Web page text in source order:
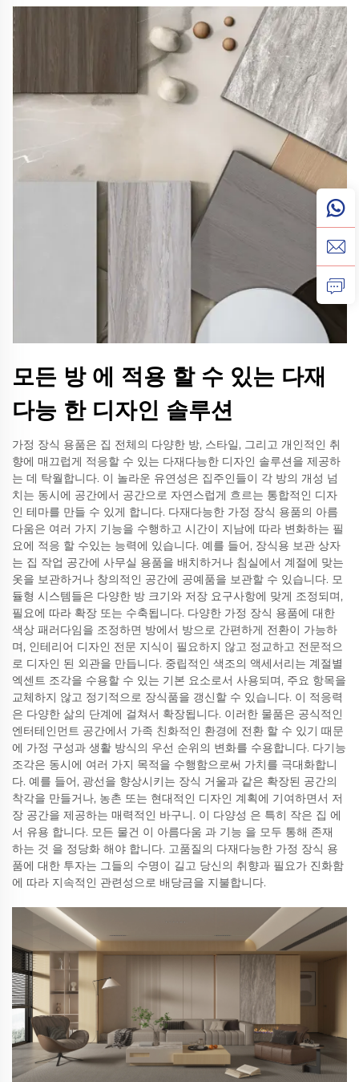
모든 방 에 적용 할 수 있는 다재
다능 한 디자인 솔루션
가정 장식 용품은 집 전체의 다양한 방, 스타일, 그리고 개인적인 취
향에 매끄럽게 적응할 수 있는 다재다능한 디자인 솔루션을 제공하
는 데 탁월합니다. 이 놀라운 유연성은 집주인들이 각 방의 개성 넘
치는 동시에 공간에서 공간으로 자연스럽게 흐르는 통합적인 디자
인 테마를 만들 수 있게 합니다. 다재다능한 가정 장식 용품의 아름
다움은 여러 가지 기능을 수행하고 시간이 지남에 따라 변화하는 필
요에 적응 할 수있는 능력에 있습니다. 예를 들어, 장식용 보관 상자
는 집 작업 공간에 사무실 용품을 배치하거나 침실에서 계절에 맞는
옷을 보관하거나 창의적인 공간에 공예품을 보관할 수 있습니다. 모
듈형 시스템들은 다양한 방 크기와 저장 요구사항에 맞게 조정되며,
필요에 따라 확장 또는 수축됩니다. 다양한 가정 장식 용품에 대한
색상 패러다임을 조정하면 방에서 방으로 간편하게 전환이 가능하
며, 인테리어 디자인 전문 지식이 필요하지 않고 정교하고 전문적으
로 디자인 된 외관을 만듭니다. 중립적인 색조의 액세서리는 계절별
엑센트 조각을 수용할 수 있는 기본 요소로서 사용되며, 주요 항목을
교체하지 않고 정기적으로 장식품을 갱신할 수 있습니다. 이 적응력
은 다양한 삶의 단계에 걸쳐서 확장됩니다. 이러한 물품은 공식적인
엔터테인먼트 공간에서 가족 친화적인 환경에 전환 할 수 있기 때문
에 가정 구성과 생활 방식의 우선 순위의 변화를 수용합니다. 다기능
조각은 동시에 여러 가지 목적을 수행함으로써 가치를 극대화합니
다. 예를 들어, 광선을 향상시키는 장식 거울과 같은 확장된 공간의
착각을 만들거나, 농촌 또는 현대적인 디자인 계획에 기여하면서 저
장 공간을 제공하는 매력적인 바구니. 이 다양성 은 특히 작은 집 에
서 유용 합니다. 모든 물건 이 아름다움 과 기능 을 모두 통해 존재
하는 것 을 정당화 해야 합니다. 고품질의 다재다능한 가정 장식 용
품에 대한 투자는 그들의 수명이 길고 당신의 취향과 필요가 진화함
에 따라 지속적인 관련성으로 배당금을 지불합니다.